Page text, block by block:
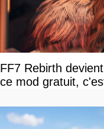
FF7 Rebirth
ce mod gratuit,